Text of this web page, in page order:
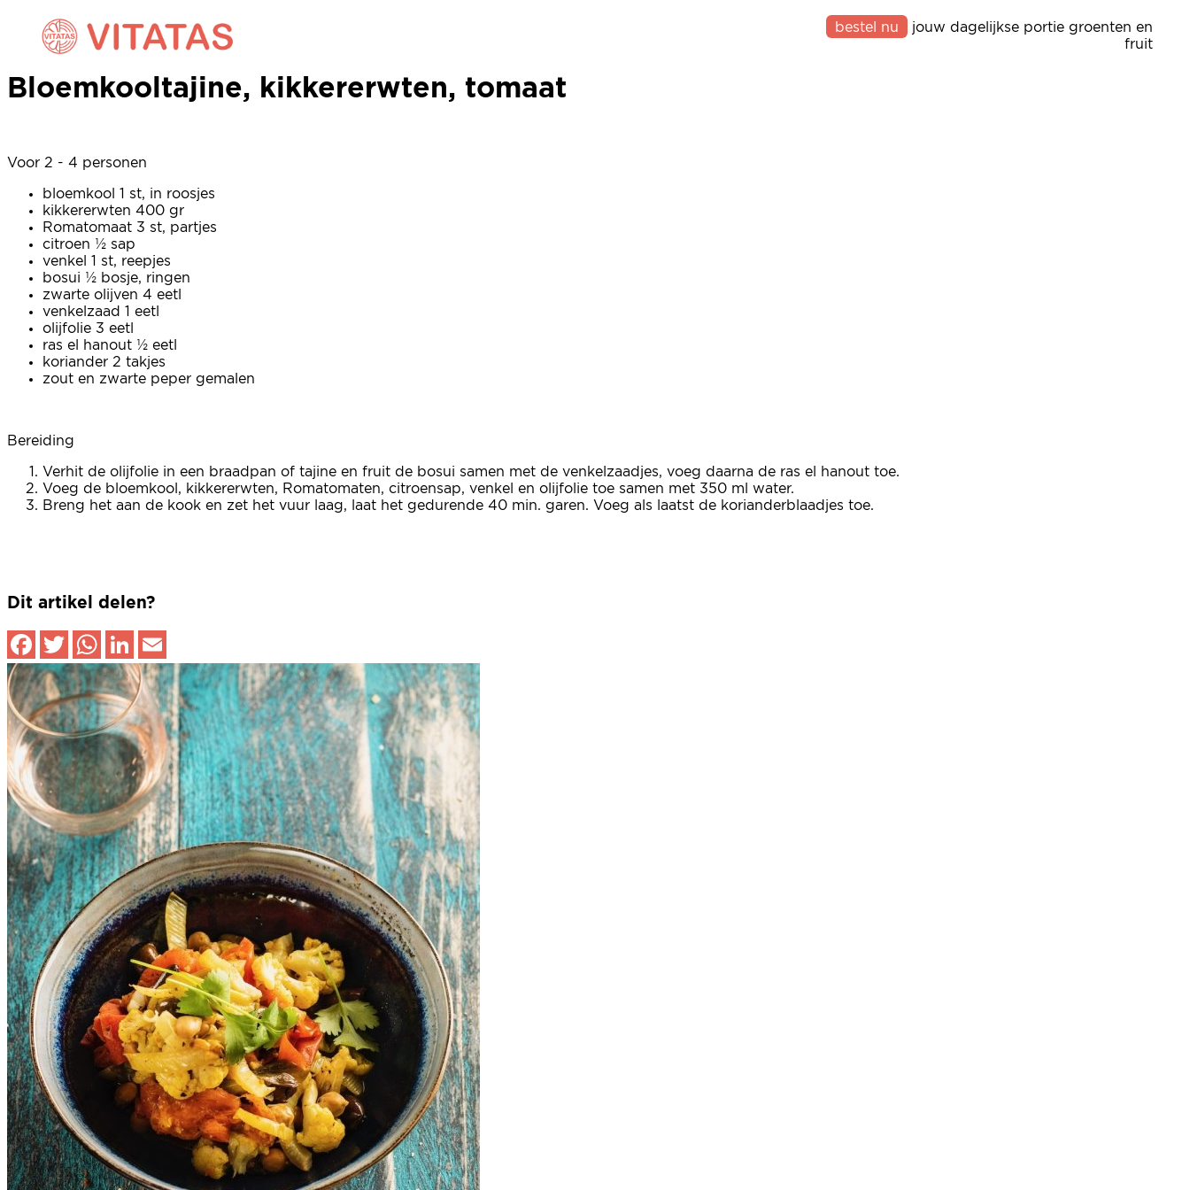
bestel nu
jouw dagelijkse portie groenten en
fruit
Bloemkooltajine, kikkererwten, tomaat
Bloemkooltajine, kikkererwten, tomaat
Voor 2 - 4 personen
bloemkool 1 st, in roosjes
kikkererwten 400 gr
Romatomaat 3 st, partjes
citroen ½ sap
venkel 1 st, reepjes
bosui ½ bosje, ringen
zwarte olijven 4 eetl
venkelzaad 1 eetl
olijfolie 3 eetl
ras el hanout ½ eetl
koriander 2 takjes
zout en zwarte peper gemalen
Bereiding
Verhit de olijfolie in een braadpan of tajine en fruit de bosui samen met de venkelzaadjes, voeg daarna de ras el hanout toe.
Voeg de bloemkool, kikkererwten, Romatomaten, citroensap, venkel en olijfolie toe samen met 350 ml water.
Breng het aan de kook en zet het vuur laag, laat het gedurende 40 min. garen. Voeg als laatst de korianderblaadjes toe.
Dit artikel delen?